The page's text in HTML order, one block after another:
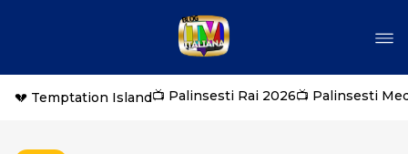
💔 Temptation Island📺 Palinsesti Rai 2026📺 Palinsesti